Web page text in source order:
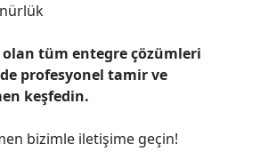
tüm entegre çözümleri
profesyonel tamir ve
keşfedin.
bizimle iletişime geçin!